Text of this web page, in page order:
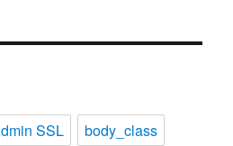
SSL
body_class